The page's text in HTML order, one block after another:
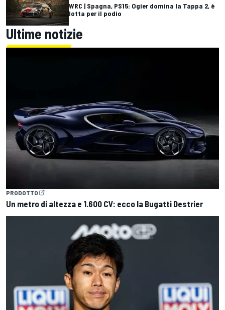
WRC | Spagna, PS15: Ogier domina la Tappa 2, è
lotta per il podio
Ultime notizie
PRODOTTO
Un metro di altezza e 1.600 CV: ecco la Bugatti Destrier